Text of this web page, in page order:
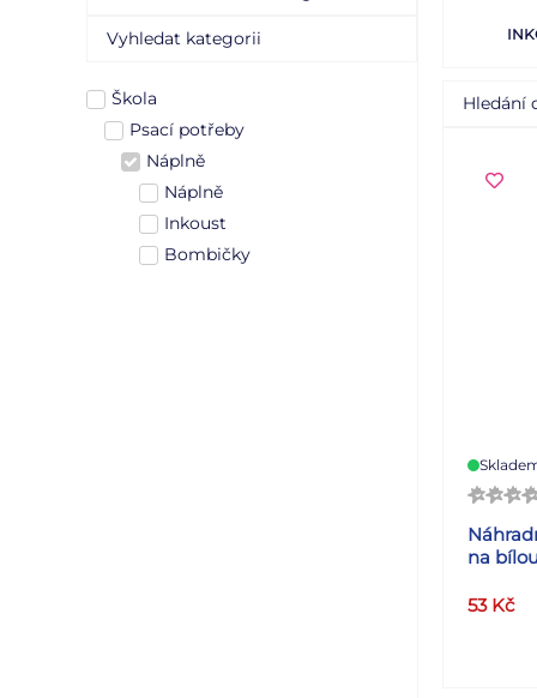
Škola
Psací potřeby
Náplně
Náplně
Inkoust
Bombičky
na
53 Kč